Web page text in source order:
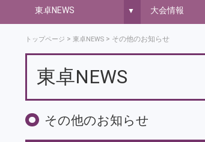
東卓NEWS ▼ 大会情報
トップページ 東卓NEWS その他のお知らせ
東卓NEWS
その他のお知らせ